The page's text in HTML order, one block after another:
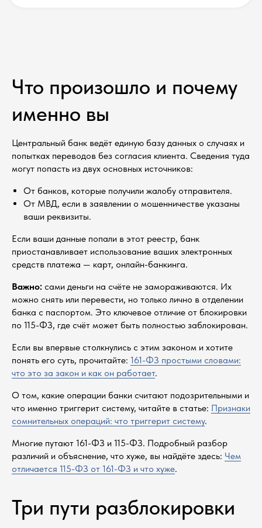
Что произошло и почему
именно вы
Центральный банк ведёт единую базу данных о случаях и
попытках переводов без согласия клиента. Сведения туда
могут попасть из двух основных источников:
От банков, которые получили жалобу отправителя.
От МВД, если в заявлении о мошенничестве указаны
ваши реквизиты.
Если ваши данные попали в этот реестр, банк
приостанавливает использование ваших электронных
средств платежа — карт, онлайн-банкинга.
Важно: сами деньги на счёте не замораживаются. Их
можно снять или перевести, но только лично в отделении
банка с паспортом. Это ключевое отличие от блокировки
по 115-ФЗ, где счёт может быть полностью заблокирован.
Если вы впервые столкнулись с этим законом и хотите
понять его суть, прочитайте: 161-ФЗ простыми словами:
что это за закон и как он работает.
О том, какие операции банки считают подозрительными и
что именно триггерит систему, читайте в статье: Признаки
сомнительных операций: что триггерит систему.
Многие путают 161-ФЗ и 115-ФЗ. Подробный разбор
различий и объяснение, что хуже, вы найдёте здесь: Чем
отличается 115-ФЗ от 161-ФЗ и что хуже.
Три пути разблокировки